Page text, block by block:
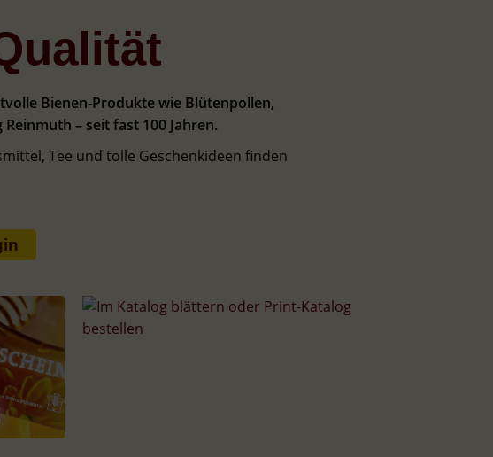
Bienen-Produkte wie Blütenpollen,
– seit fast 100 Jahren.
Tee und tolle Geschenkideen finden